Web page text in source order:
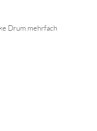
Drum mehrfach